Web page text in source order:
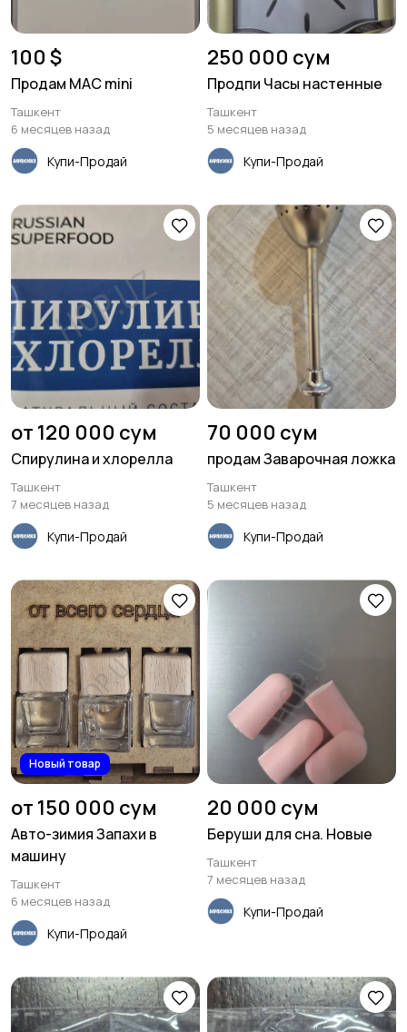
100 $
Продам MAC mini
Ташкент
6 месяцев назад
Купи-Продай
250 000 сум
Продпи Часы настенные
Ташкент
5 месяцев назад
Купи-Продай
от 120 000 сум
Спирулина и хлорелла
Ташкент
7 месяцев назад
Купи-Продай
70 000 сум
продам Заварочная ложка
Ташкент
5 месяцев назад
Купи-Продай
Новый товар
от 150 000 сум
Авто-зимия Запахи в
машину
Ташкент
6 месяцев назад
Купи-Продай
20 000 сум
Беруши для сна. Новые
Ташкент
7 месяцев назад
Купи-Продай